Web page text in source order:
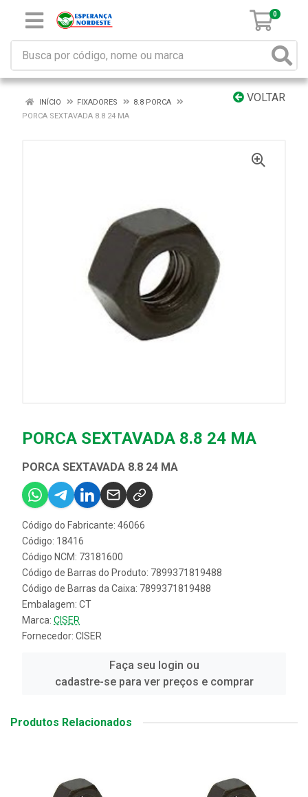
0
VOLTAR
INÍCIO FIXADORES
8.8 PORCA
PORCA SEXTAVADA 8.8 24 MA
PORCA SEXTAVADA 8.8 24 MA
PORCA SEXTAVADA 8.8 24 MA
Código do Fabricante: 46066
Código: 18416
Código NCM: 73181600
Código de Barras do Produto: 7899371819488
Código de Barras da Caixa: 7899371819488
Embalagem: CT
Marca: CISER
Fornecedor: CISER
Faça seu login ou
cadastre-se para ver preços e comprar
Produtos Relacionados